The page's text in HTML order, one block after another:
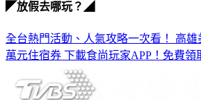
◤放假去哪玩？◢
全台熱門活動、人氣攻略一次看！ 高雄
萬元住宿券 下載食尚玩家APP！免費領